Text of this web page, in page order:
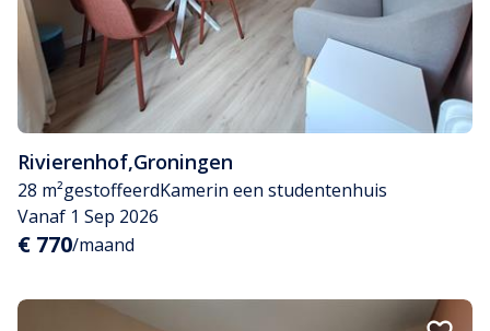
Rivierenhof,Groningen
28 m²gestoffeerdKamerin een studentenhuis
Vanaf 1 Sep 2026
€ 770/maand